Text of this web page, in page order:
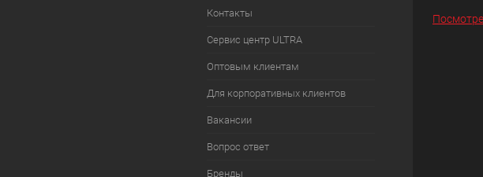
Контакты
Сервис центр ULTRA
Оптовым клиентам
Для корпоративных клиентов
Вакансии
Вопрос ответ
Бренды